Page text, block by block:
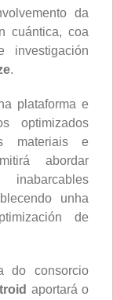
da
cuántica, coa
investigación
.
plataforma e
optimizados
materiais e
abordar
unha
de
do consorcio
aportará o